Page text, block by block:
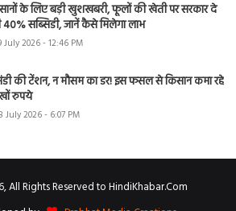
के लिए बड़ी खुशखबरी, फूलों की खेती पर सरकार दे
40% सब्सिडी, जानें कैसे मिलेगा लाभ
July 2026 - 12:46 PM
की टेंशन, न मौसम का डर! इस फसल से किसान कमा रहे
रुपये
July 2026 - 6:07 PM
All Rights Reserved to HindiKhabar.Com